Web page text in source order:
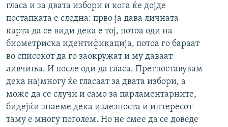
гласа и за двата избори и кога ќе дојде
постапката е следна: прво ја дава личната
карта да се види дека е тој, потоа оди на
биометриска идентификација, потоа го бараат
во списокот да го заокружат и му даваат
ливчиња. И после оди да гласа. Претпоставувам
дека најмногу ќе гласаат за двата избори, а
може да се случи и само за парламентарните,
бидејќи знаеме дека излезноста и интересот
таму е многу поголем. Но не смее да се доведе